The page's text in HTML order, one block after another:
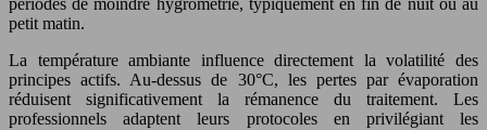
périodes de moindre hygrométrie, typiquement en fin de nuit ou au
petit matin.
La température ambiante influence directement la volatilité des
principes actifs. Au-dessus de 30°C, les pertes par évaporation
réduisent significativement la rémanence du traitement. Les
professionnels adaptent leurs protocoles en privilégiant les